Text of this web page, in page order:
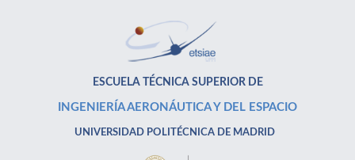
ESCUELA TÉCNICA SUPERIOR DE
INGENIERÍA AERONÁUTICA Y DEL ESPACIO
UNIVERSIDAD POLITÉCNICA DE MADRID